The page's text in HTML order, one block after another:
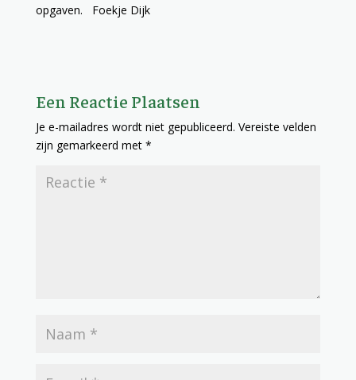
opgaven. Foekje Dijk
Een Reactie Plaatsen
Je e-mailadres wordt niet gepubliceerd. Vereiste velden
zijn gemarkeerd met *